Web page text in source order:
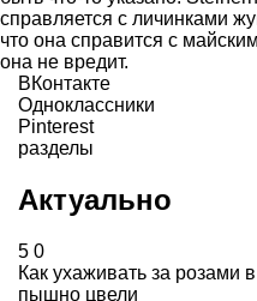
справляется с личинками
что она справится с
она не вредит.
ВКонтакте
Одноклассники
Pinterest
разделы
Актуально
5 0
Как ухаживать за розами
пышно цвели